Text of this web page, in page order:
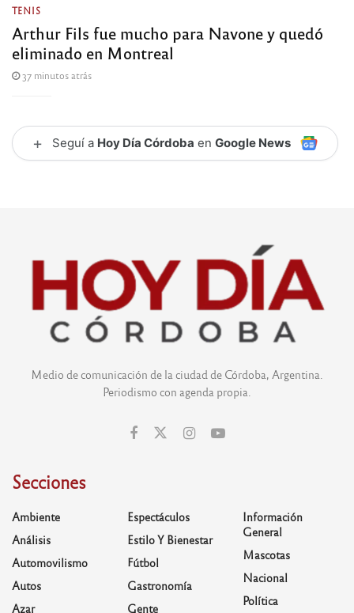
TENIS
Arthur Fils fue mucho para Navone y quedó
eliminado en Montreal
37 minutos atrás
+ Seguí a Hoy Día Córdoba en Google News
Medio de comunicación de la ciudad de Córdoba, Argentina.
Periodismo con agenda propia.
Secciones
Ambiente
Análisis
Automovilismo
Autos
Azar
Espectáculos
Estilo Y Bienestar
Fútbol
Gastronomía
Gente
Información
General
Mascotas
Nacional
Política